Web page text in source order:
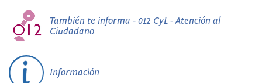
También te informa - 012 CyL - Atención al
Ciudadano
Información